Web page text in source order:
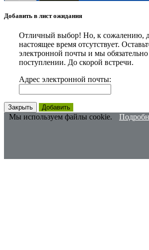
Добавить в лист ожидания
Отличный выбор! Но, к сожалению,
настоящее время отсутствует.
электронной почты и мы
поступлении. До скорой встречи.
Адрес электронной почты:
Закрыть Добавить
Мы используем файлы cookie.